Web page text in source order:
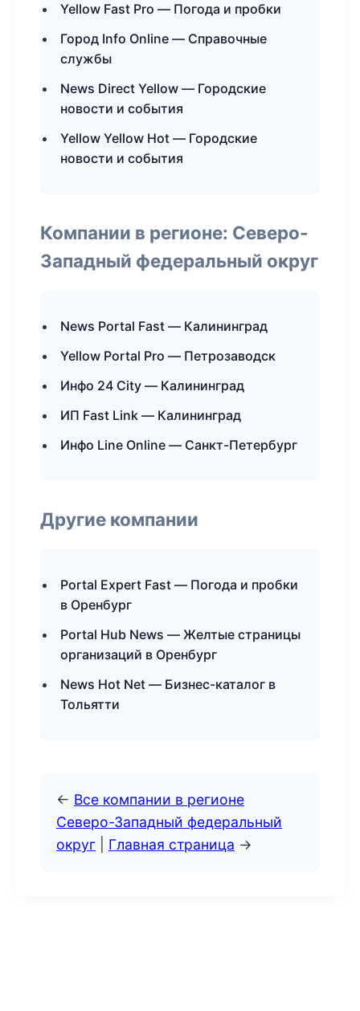
Yellow Fast Pro — Погода и пробки
Город Info Online — Справочные
службы
News Direct Yellow — Городские
новости и события
Yellow Yellow Hot — Городские
новости и события
Компании в регионе: Северо-
Западный федеральный округ
News Portal Fast — Калининград
Yellow Portal Pro — Петрозаводск
Инфо 24 City — Калининград
ИП Fast Link — Калининград
Инфо Line Online — Санкт-Петербург
Другие компании
Portal Expert Fast — Погода и пробки
в Оренбург
Portal Hub News — Желтые страницы
организаций в Оренбург
News Hot Net — Бизнес-каталог в
Тольятти
← Все компании в регионе
Северо-Западный федеральный
округ
Главная страница →